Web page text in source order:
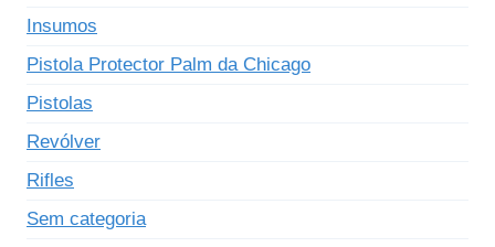
Insumos
Pistola Protector Palm da Chicago
Pistolas
Revólver
Rifles
Sem categoria